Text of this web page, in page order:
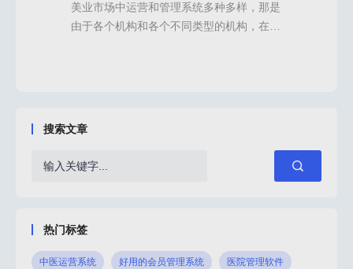
美业市场中运营和管理系统多种多样，那是
由于各个机构和各个不同类型的机构，在经
理和运营代理业务，筛选出一款好用的美业
行系统的筛选？有哪些功能更重要更好用
呢？1.代理&渠道管理系统中较为重要的功
搜索文章
热门标签
中医运营系统 好用的会员管理系统 医院管理软件